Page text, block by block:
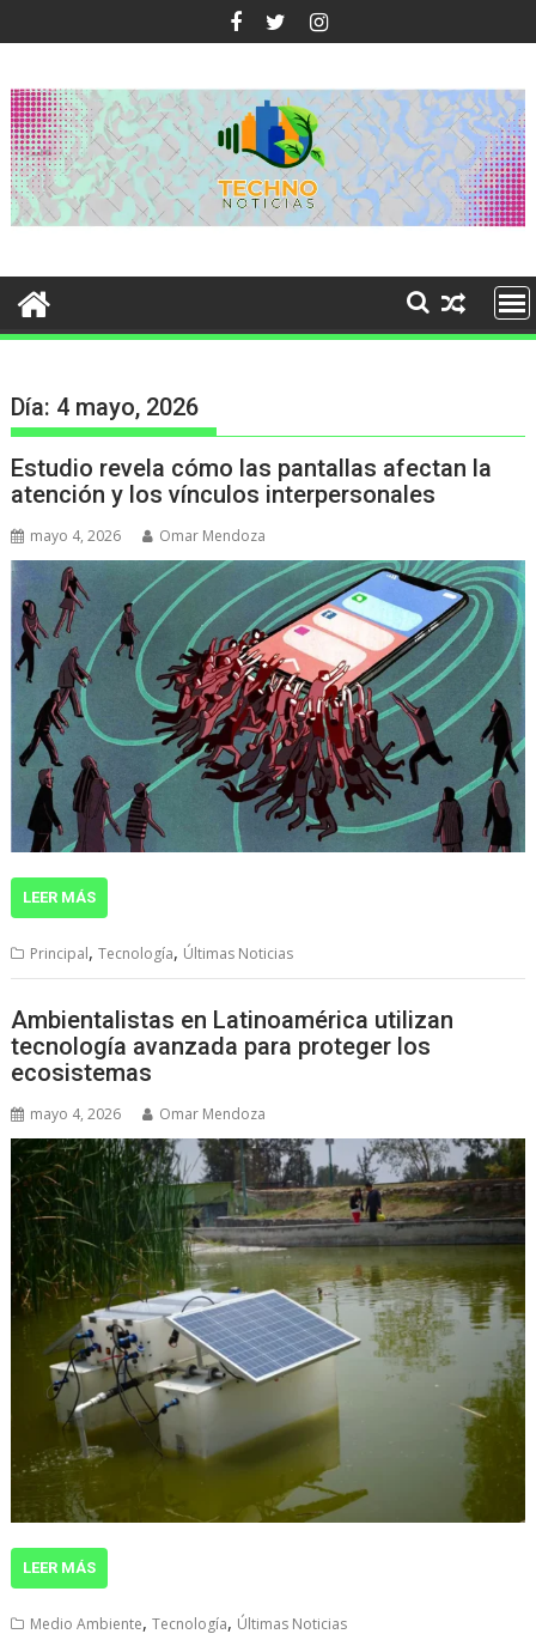
al
Día: 4 mayo, 2026
Estudio revela cómo las pantallas afectan la
atención y los vínculos interpersonales
mayo 4, 2026 Omar Mendoza
LEER MÁS
Principal,Tecnología, Últimas Noticias
Ambientalistas en Latinoamérica utilizan
tecnología avanzada para proteger los
ecosistemas
mayo 4, 2026 Omar Mendoza
LEER MÁS
Medio Ambiente,Tecnología, Últimas Noticias